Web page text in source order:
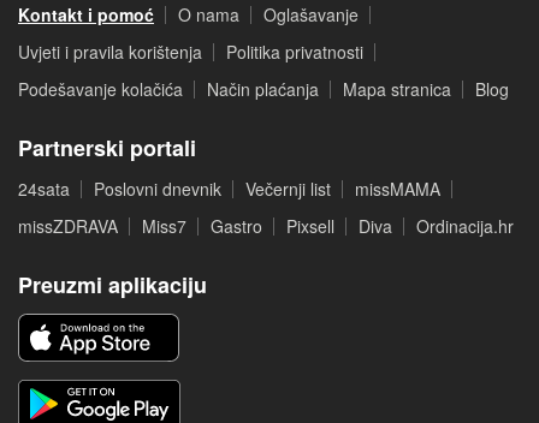
Kontakt i pomoć O nama
Oglašavanje
Uvjeti i pravila korištenja
Politika privatnosti
Podešavanje kolačića
Način plaćanja Mapa stranica Blog
Partnerski portali
24sata Poslovni dnevnik Večernji list
missMAMA
missZDRAVA
Miss7 Gastro Pixsell Diva Ordinacija.hr
Preuzmi aplikaciju